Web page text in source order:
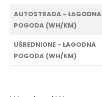
AUTOSTRADA - ŁAGODNA
POGODA (WH/KM)
UŚREDNIONE - ŁAGODNA
POGODA (WH/KM)